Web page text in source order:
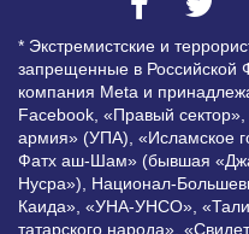
* Экстремистские и
запрещенные в Российской
компания Meta и
Facebook, «Правый сектор»,
армия» (УПА), «Исламское
Фатх аш-Шам» (бывшая
Нусра»), Национал-
Каида», «УНА-УНСО»,
татарского народа»,